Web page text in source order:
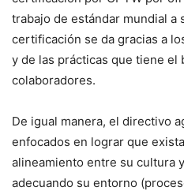
trabajo de estándar mundial a
certificación se da gracias a
y de las prácticas que tiene el
colaboradores.
De igual manera, el directivo
enfocados en lograr que
alineamiento entre su cultura
adecuando su entorno